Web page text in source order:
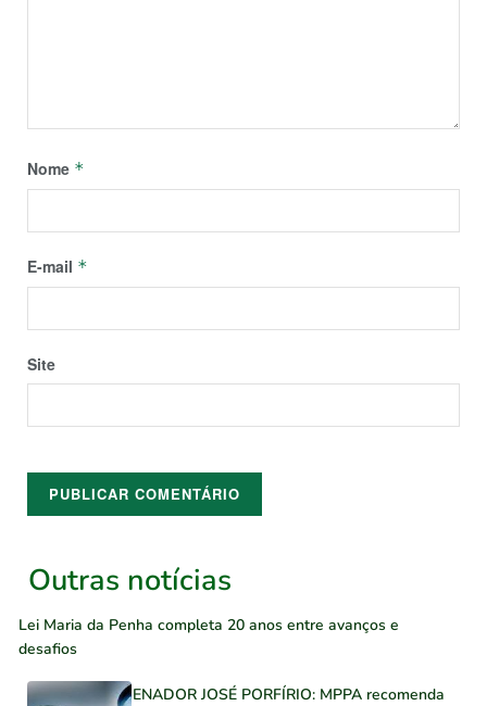
Nome *
E-mail *
Site
Outras notícias
Lei Maria da Penha completa 20 anos entre avanços e
desafios
SENADOR JOSÉ PORFÍRIO: MPPA recomenda